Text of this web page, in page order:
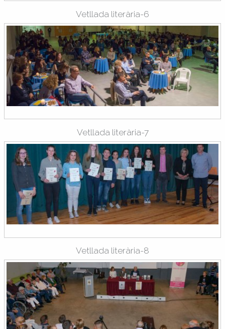
Vetllada literària-6
Vetllada literària-7
Vetllada literària-8